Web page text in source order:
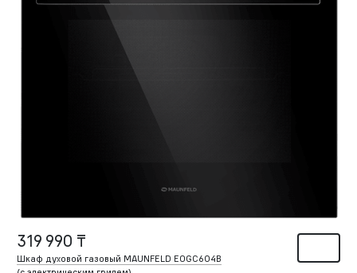
319 990 ₸
Шкаф духовой газовый MAUNFELD EOGC604B